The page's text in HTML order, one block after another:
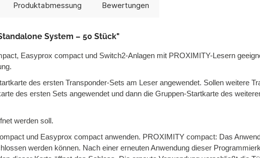
Produktabmessung Bewertungen
System – 50 Stück"
Easyprox compact und Switch2-Anlagen mit PROXIMITY-Lesern
des ersten Transponder-Sets am Leser angewendet. Sollen weitere
des ersten Sets angewendet und dann die Gruppen-Startkarte des
werden soll.
und Easyprox compact anwenden. PROXIMITY compact: Das
werden können. Nach einer erneuten Anwendung dieser